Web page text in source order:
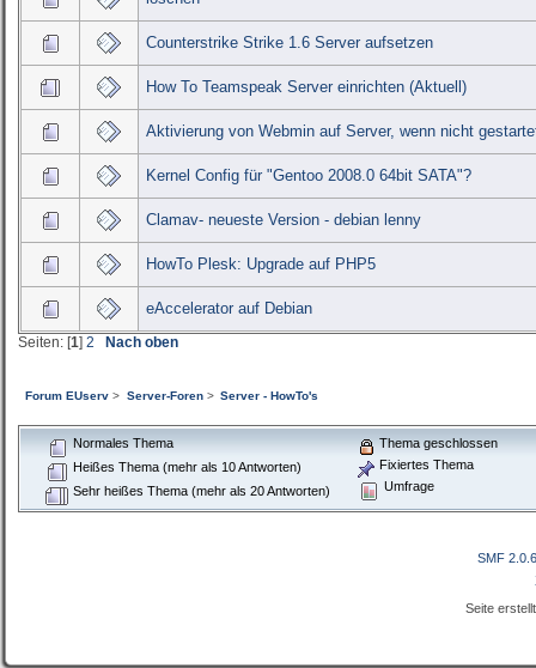
Counterstrike Strike 1.6 Server aufsetzen
How To Teamspeak Server einrichten (Aktuell)
Aktivierung von Webmin auf Server, wenn nicht
Kernel Config für "Gentoo 2008.0 64bit SATA"?
Clamav- neueste Version - debian lenny
HowTo Plesk: Upgrade auf PHP5
eAccelerator auf Debian
Seiten: [1] 2 Nach oben
Forum EUserv > Server-Foren> Server - HowTo's
Normales Thema
Heißes Thema (mehr als 10 Antworten)
Sehr heißes Thema (mehr als 20 Antworten)
Thema geschlossen
Fixiertes Thema
Umfrage
SMF 2.0.6
Seite